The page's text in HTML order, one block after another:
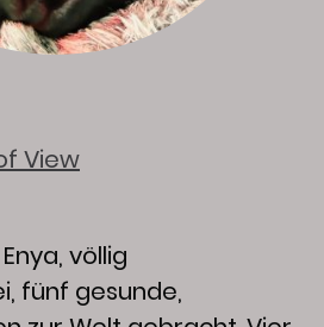
View
völlig
fünf gesunde,